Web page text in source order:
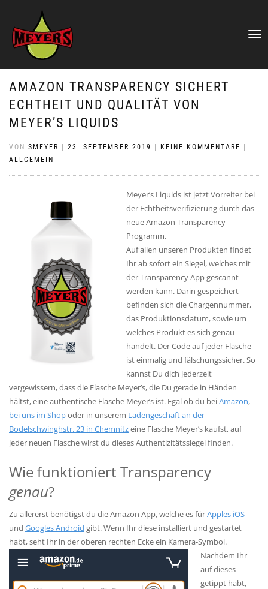
AMAZON TRANSPARENCY SICHERT
ECHTHEIT UND QUALITÄT VON
MEYER’S LIQUIDS
VON SMEYER 23. SEPTEMBER 2019 KEINE KOMMENTARE
ALLGEMEIN
Meyer’s Liquids ist jetzt Vorreiter bei
der Echtheitsverifizierung durch das
neue Amazon Transparency
Programm.
Auf allen unseren Produkten findet
Ihr ab sofort ein Siegel, welches mit
der Transparency App gescannt
werden kann. Darin gespeichert
befinden sich die Chargennummer,
das Produktionsdatum, sowie um
welches Produkt es sich genau
handelt. Der Code auf jeder Flasche
ist einmalig und fälschungssicher. So
kannst Du dich jederzeit
vergewissern, dass die Flasche Meyer’s, die Du gerade in Händen
hältst, eine authentische Flasche Meyer’s ist. Egal ob du beiAmazon,
bei uns im Shopoder in unserem Ladengeschäft an der
Bodelschwinghstr. 23 in Chemnitzeine Flasche Meyer’s kaufst, auf
jeder neuen Flasche wirst du dieses Authentizitätssiegel finden.
Wie funktioniert Transparency
genau?
Zu allererst benötigst du die Amazon App, welche es fürApples iOS
und Googles Android gibt. Wenn Ihr diese installiert und gestartet
habt, seht Ihr in der oberen rechten Ecke ein Kamera-Symbol.
Nachdem Ihr
auf dieses
getippt habt,